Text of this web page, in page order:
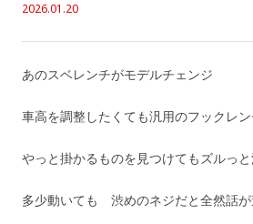
2026.01.20
あのスベレンチがモデルチェンジ
車高を調整したくても汎用のフックレ
やっと掛かるものを見つけてもズルっと
多少動いても 渋めのネジだと全然話